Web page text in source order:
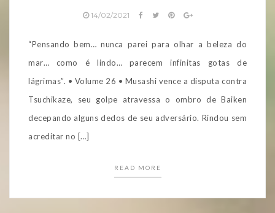
14/02/2021
“Pensando bem… nunca parei para olhar a beleza do
mar… como é lindo… parecem infinitas gotas de
lágrimas”. • Volume 26 • Musashi vence a disputa contra
Tsuchikaze, seu golpe atravessa o ombro de Baiken
decepando alguns dedos de seu adversário. Rindou sem
acreditar no […]
READ MORE